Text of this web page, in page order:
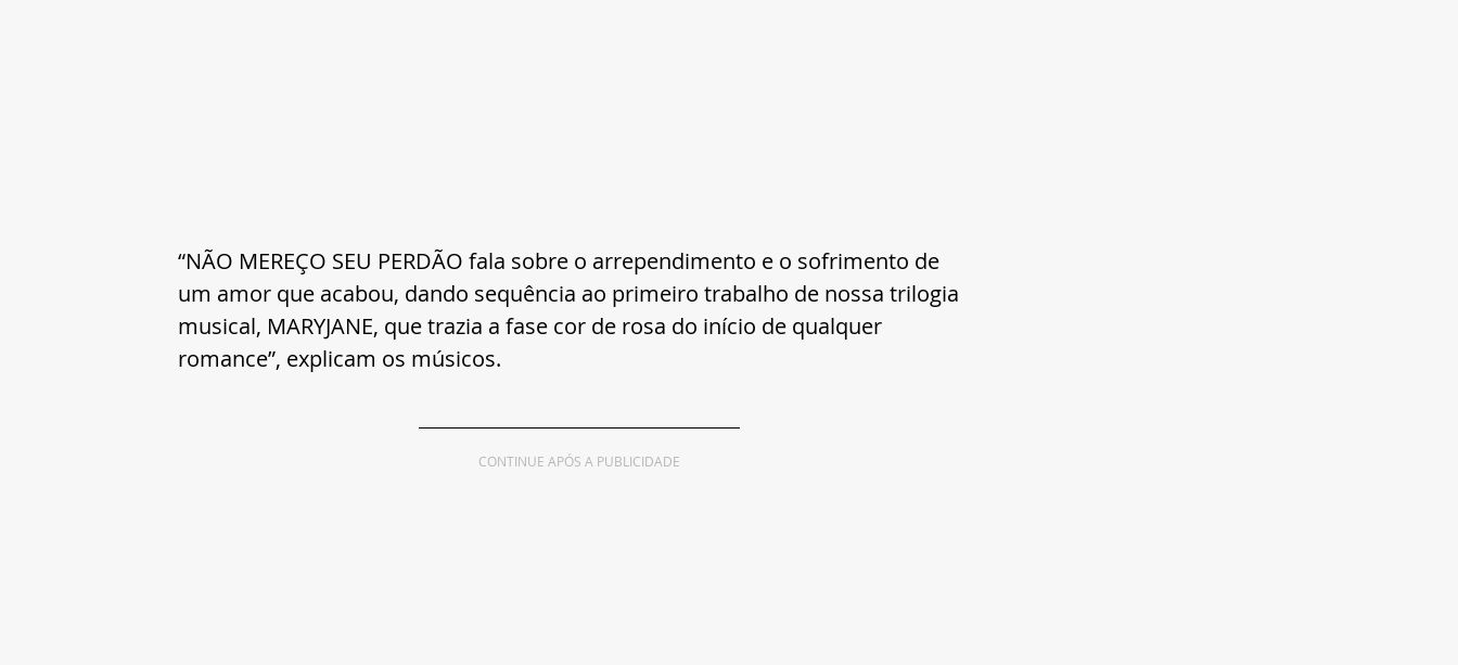
“NÃO MEREÇO SEU PERDÃO fala sobre o arrependimento e o sofrimento de
um amor que acabou, dando sequência ao primeiro trabalho de nossa trilogia
musical, MARYJANE, que trazia a fase cor de rosa do início de qualquer
romance”, explicam os músicos.
CONTINUE APÓS A PUBLICIDADE